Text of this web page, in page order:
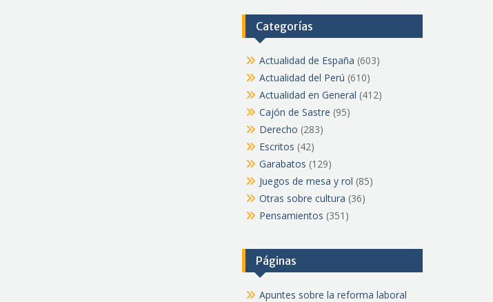
Categorías
Actualidad de España (603)
Actualidad del Perú (610)
Actualidad en General (412)
Cajón de Sastre (95)
Derecho (283)
Escritos (42)
Garabatos (129)
Juegos de mesa y rol (85)
Otras sobre cultura (36)
Pensamientos (351)
Páginas
Apuntes sobre la reforma laboral